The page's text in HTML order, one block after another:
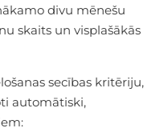
divu mēnešu
skaits un visplašākās
secības kritēriju,
automātiski,